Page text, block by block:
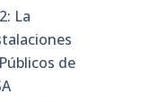
La
de